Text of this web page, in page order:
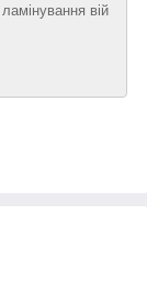
вій